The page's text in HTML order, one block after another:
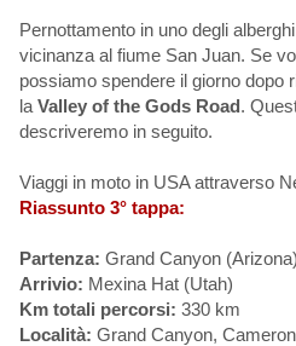
Pernottamento in uno degli
vicinanza al fiume San Juan. Se
possiamo spendere il giorno dopo
la Valley of the Gods Road.
descriveremo in seguito.
Viaggi in moto in USA attraverso
Riassunto 3° tappa:
Partenza: Grand Canyon (Arizona)
Arrivio: Mexina Hat (Utah)
Km totali percorsi: 330 km
Località: Grand Canyon,